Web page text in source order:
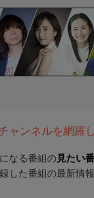
ャンネルを網羅
なる番組の 見たい
した番組の最新情